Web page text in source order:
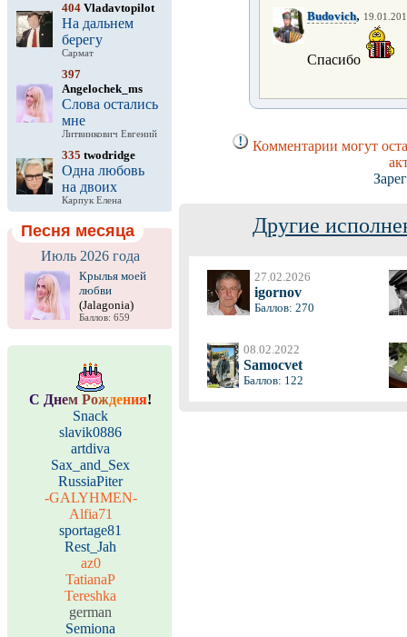
404 Vladavtopilot
На дальнем
берегу
Сармат
397
Angelochek_ms
Слова остались
мне
Литвинкович Евгений
335 twodridge
Одна любовь
на двоих
Карпук Елена
Песня месяца
Июль 2026 года
Крылья моей
любви
(Jalagonia)
Баллов: 659
С Днем Рождения!
Snack
slavik0886
artdiva
Sax_and_Sex
RussiaPiter
-GALYHMEN-
Alfia71
sportage81
Rest_Jah
az0
TatianaP
Tereshka
german
Semiona
Budovich,
Спасибо
Комментарии могут
Другие
27.02.2026
igornov
Баллов: 270
08.02.2022
Samocvet
Баллов: 122